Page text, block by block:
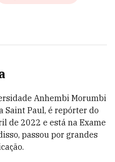
Anhembi Morumbi
Saint Paul, é repórter do
de 2022 e está na Exame
passou por grandes